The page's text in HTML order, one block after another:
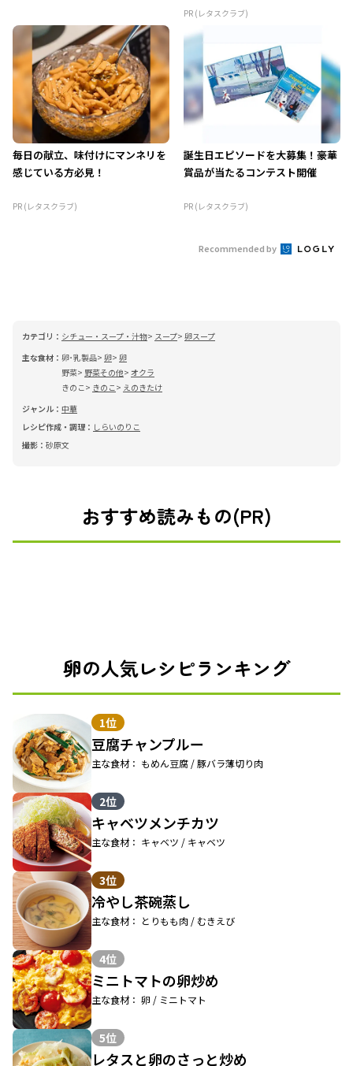
PR (レタスクラブ)
毎日の献立、味付けにマンネリを
感じている方必見！
PR (レタスクラブ)
誕生日エピソードを大募集！豪華
賞品が当たるコンテスト開催
PR (レタスクラブ)
Recommended by
カテゴリ： シチュー・スープ・汁物 スープ 卵スープ
主な食材： 卵･乳製品 卵 卵
野菜
野菜その他 オクラ
きのこ
きのこ
えのきたけ
ジャンル： 中華
レシピ作成・調理： しらいのりこ
撮影： 砂原文
おすすめ読みもの(PR)
卵の人気レシピランキング
1位
豆腐チャンプルー
主な食材： もめん豆腐 / 豚バラ薄切り肉
2位
キャベツメンチカツ
主な食材： キャベツ / キャベツ
3位
冷やし茶碗蒸し
主な食材： とりもも肉 / むきえび
4位
ミニトマトの卵炒め
主な食材： 卵 / ミニトマト
5位
レタスと卵のさっと炒め